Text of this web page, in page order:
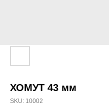
ХОМУТ 43 мм
SKU: 10002